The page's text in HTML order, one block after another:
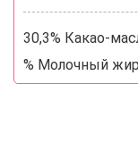
30,3% Какао-
% Молочный жир